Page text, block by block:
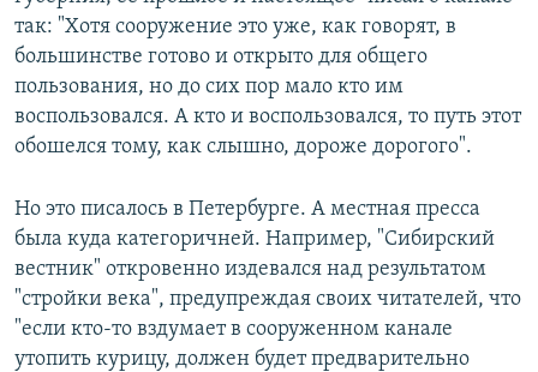
так: "Хотя сооружение это уже, как говорят, в
большинстве готово и открыто для общего
пользования, но до сих пор мало кто им
воспользовался. А кто и воспользовался, то путь этот
обошелся тому, как слышно, дороже дорогого".
Но это писалось в Петербурге. А местная пресса
была куда категоричней. Например, "Сибирский
вестник" откровенно издевался над результатом
"стройки века", предупреждая своих читателей, что
"если кто-то вздумает в сооруженном канале
утопить курицу, должен будет предварительно